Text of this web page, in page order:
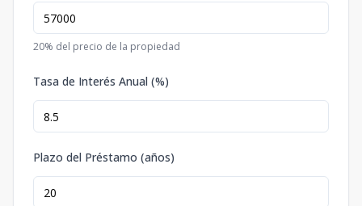
20% del precio de la propiedad
Tasa de Interés Anual (%)
Plazo del Préstamo (años)